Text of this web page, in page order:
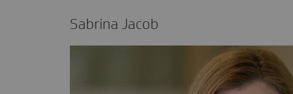
Sabrina Jacob